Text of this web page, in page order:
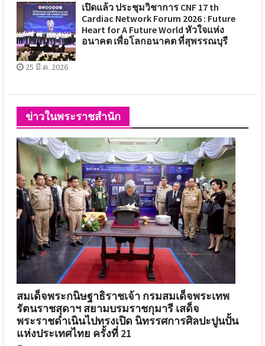
เปิดแล้ว ประชุมวิชาการ CNF 17 th
Cardiac Network Forum 2026 : Future
Heart for A Future World หัวใจแห่ง
อนาคต เพื่อโลกอนาคต ที่สุพรรณบุรี
25 มี.ค. 2026
ข่าวในพระราชสำนัก
สมเด็จพระกนิษฐาธิราชเจ้า กรมสมเด็จพระเทพ
รัตนราชสุดาฯ สยามบรมราชกุมารี เสด็จ
พระราชดำเนินไปทรงเปิด นิทรรศการศิลปะปูนปั้น
แห่งประเทศไทย ครั้งที่ 21